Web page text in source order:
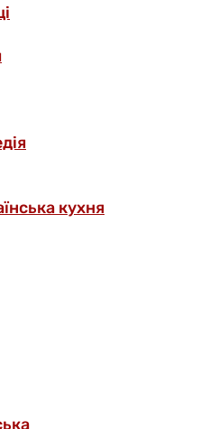
кухня